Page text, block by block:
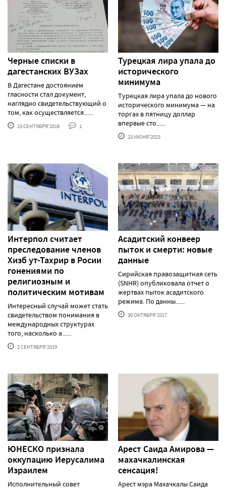
Черные списки в
дагестанских ВУЗах
В Дагестане достоянием
гласности стал документ,
наглядно свидетельствующий о
том, как осуществляется......
23 СЕНТЯБРЯ'2016 1
Турецкая лира упала до
исторического
минимума
Турецкая лира упала до нового
исторического минимума — на
торгах в пятницу доллар
впервые сто......
23 ИЮНЯ'2023
Интерпол считает
преследование членов
Хизб ут-Тахрир в Росии
гонениями по
религиозным и
политическим мотивам
Интересный случай может стать
свидетельством понимания в
международных структурах
того, насколько а......
2 СЕНТЯБРЯ'2019
Асадитский конвеер
пыток и смерти: новые
данные
Сирийская правозащитная сеть
(SNHR) опубликовала отчет о
жертвах пыток асадитского
режима. По данны......
30 ОКТЯБРЯ'2017
ЮНЕСКО признала
оккупацию Иерусалима
Израилем
Исполнительный совет
Арест Саида Амирова —
махачкалинская
сенсация!
Арест мэра Махачкалы Саида